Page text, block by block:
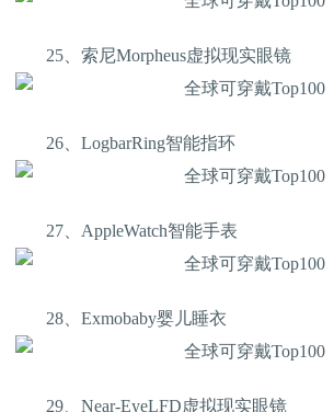
25、索尼Morpheus虚拟现实眼镜
26、LogbarRing智能指环
27、AppleWatch智能手表
28、Exmobaby婴儿睡衣
29、Near-EyeLFD虚拟现实眼镜